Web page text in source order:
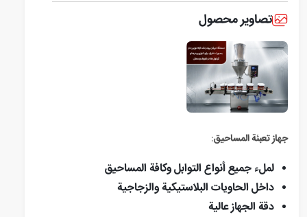
تصاویر محصول
جهاز تعبئة المساحيق:
لملء جميع أنواع التوابل وكافة المساحيق
داخل الحاويات البلاستيكية والزجاجية
دقة الجهاز عالية